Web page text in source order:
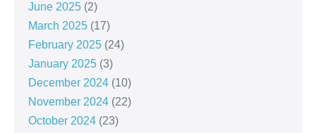
June 2025 (2)
March 2025 (17)
February 2025 (24)
January 2025 (3)
December 2024 (10)
November 2024 (22)
October 2024 (23)